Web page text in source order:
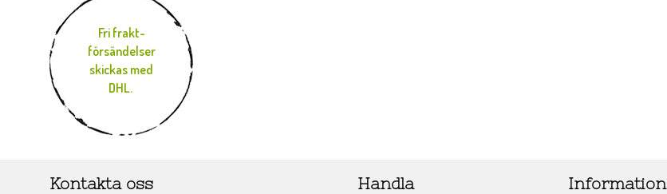
Fri frakt-
försändelser
skickas med
DHL.
Kontakta oss Handla Information